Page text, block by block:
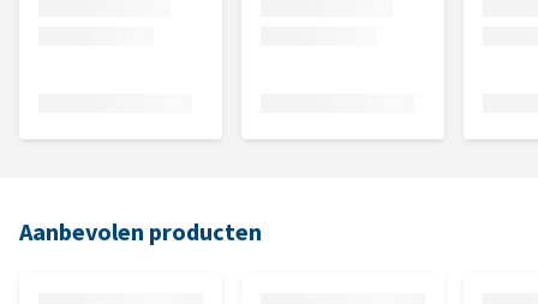
Aanbevolen producten